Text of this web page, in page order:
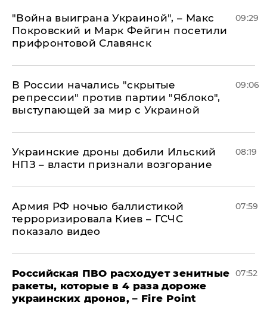
"Война выиграна Украиной", – Макс
Покровский и Марк Фейгин посетили
прифронтовой Славянск
09:29
В России начались "скрытые
репрессии" против партии "Яблоко",
выступающей за мир с Украиной
09:06
Украинские дроны добили Ильский
НПЗ – власти признали возгорание
08:19
Армия РФ ночью баллистикой
терроризировала Киев – ГСЧС
показало видео
07:59
Российская ПВО расходует зенитные
ракеты, которые в 4 раза дороже
украинских дронов, – Fire Point
07:52